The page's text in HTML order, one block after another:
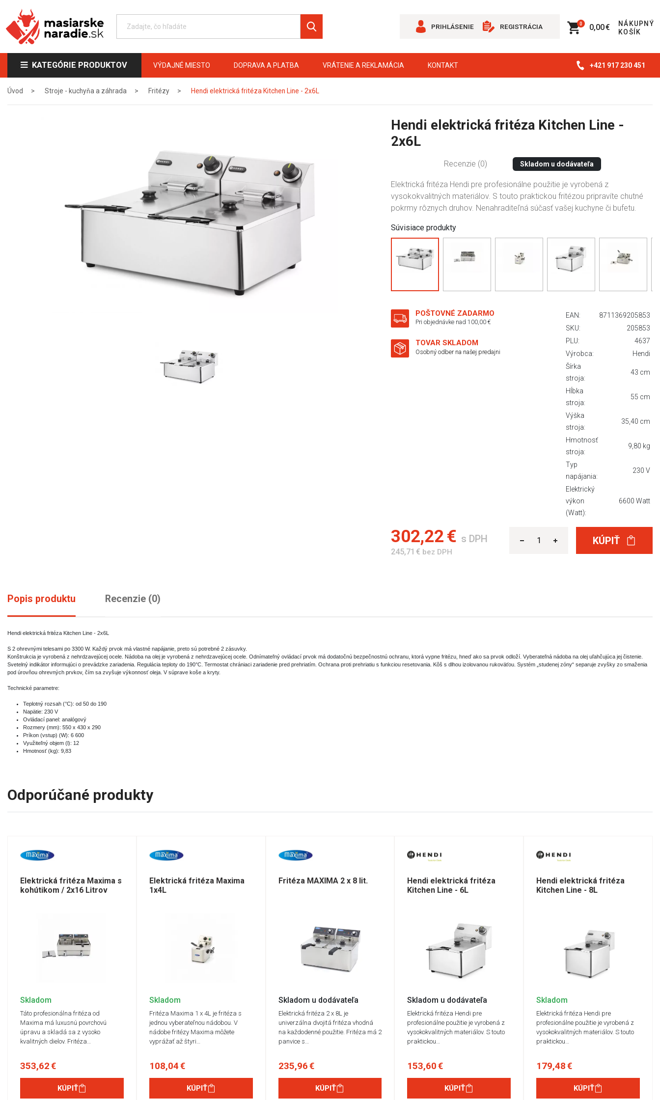
PRIHLÁSENIE REGISTRÁCIA 0,00 €
NÁKUPNÝ
KOŠÍK
0
KATEGÓRIE PRODUKTOV VÝDAJNÉ MIESTO DOPRAVA A PLATBA VRÁTENIE A REKLAMÁCIA KONTAKT +421 917 230 451
Úvod Stroje - kuchyňa a záhrada Fritézy Hendi elektrická fritéza Kitchen Line - 2x6L
Hendi elektrická fritéza Kitchen Line -
2x6L
Recenzie (0) Skladom u dodávateľa
Elektrická fritéza Hendi pre profesionálne použitie je vyrobená z
vysokokvalitných materiálov. S touto praktickou fritézou pripravíte chutné
pokrmy rôznych druhov. Nenahraditeľná súčasť vašej kuchyne či bufetu.
Súvisiace produkty
POŠTOVNÉ ZADARMO
Pri objednávke nad 100,00 €
TOVAR SKLADOM
Osobný odber na našej predajni
EAN:
8711369205853
SKU:
205853
PLU:
4637
Výrobca:
Hendi
Šírka
stroja:
43 cm
Hĺbka
stroja:
55 cm
Výška
stroja:
35,40 cm
Hmotnosť
stroja:
9,80 kg
Typ
napájania:
230 V
Elektrický
výkon
(Watt):
6600 Watt
302,22 € s DPH
245,71 € bez DPH
KÚPIŤ
Popis produktu Recenzie (0)
Hendi elektrická fritéza Kitchen Line - 2x6L
S 2 ohrevnými telesami po 3300 W. Každý prvok má vlastné napájanie, preto sú potrebné 2 zásuvky.
Konštrukcia je vyrobená z nehrdzavejúcej ocele. Nádoba na olej je vyrobená z nehrdzavejúcej ocele. Odnímateľný ovládací prvok má dodatočnú bezpečnostnú ochranu, ktorá vypne fritézu, hneď ako sa prvok odloží. Vyberateľná nádoba na olej uľahčujúca jej čistenie.
Svetelný indikátor informujúci o prevádzke zariadenia. Regulácia teploty do 190°C. Termostat chrániaci zariadenie pred prehriatím. Ochrana proti prehriatiu s funkciou resetovania. Kôš s dlhou izolovanou rukoväťou. Systém „studenej zóny“ separuje zvyšky zo smaženia
pod úrovňou ohrevných prvkov, čím sa zvyšuje výkonnosť oleja. V súprave koše a kryty.
Technické parametre:
Teplotný rozsah (°C): od 50 do 190
Napätie: 230 V
Ovládací panel: analógový
Rozmery (mm): 550 x 430 x 290
Príkon (vstup) (W): 6 600
Využiteľný objem (l): 12
Hmotnosť (kg): 9,83
Odporúčané produkty
Elektrická fritéza Maxima s
kohútikom / 2x16 Litrov
Skladom
Táto profesionálna fritéza od
Maxima má luxusnú povrchovú
úpravu a skladá sa z vysoko
kvalitných dielov. Fritéza…
353,62 €
KÚPIŤ
Elektrická fritéza Maxima
1x4L
Skladom
Fritéza Maxima 1 x 4L je fritéza s
jednou vyberateľnou nádobou. V
nádobe fritézy Maxima môžete
vyprážať až štyri…
108,04 €
KÚPIŤ
Fritéza MAXIMA 2 x 8 lit.
Skladom u dodávateľa
Elektrická fritéza 2 x 8L je
univerzálna dvojitá fritéza vhodná
na každodenné použitie. Fritéza má 2
panvice s…
235,96 €
KÚPIŤ
Hendi elektrická fritéza
Kitchen Line - 6L
Skladom u dodávateľa
Elektrická fritéza Hendi pre
profesionálne použitie je vyrobená z
vysokokvalitných materiálov. S touto
praktickou…
153,60 €
KÚPIŤ
Hendi elektrická fritéza
Kitchen Line - 8L
Skladom
Elektrická fritéza Hendi pre
profesionálne použitie je vyrobená z
vysokokvalitných materiálov. S touto
praktickou…
179,48 €
KÚPIŤ